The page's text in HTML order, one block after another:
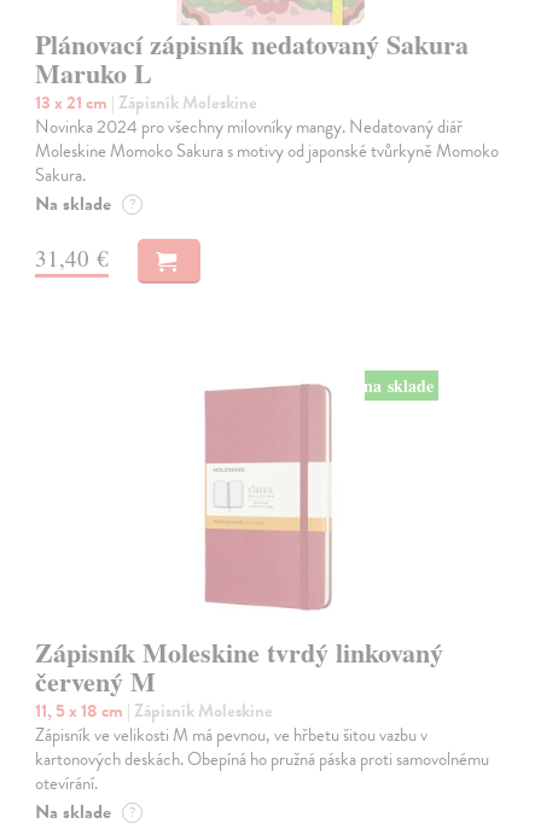
Plánovací zápisník nedatovaný Sakura
Maruko L
13 x 21 cm | Zápisník Moleskine
Novinka 2024 pro všechny milovníky mangy. Nedatovaný diář
Moleskine Momoko Sakura s motivy od japonské tvůrkyně Momoko
Sakura.
Na sklade ?
31,40 €
na sklade
Zápisník Moleskine tvrdý linkovaný
červený M
11, 5 x 18 cm | Zápisník Moleskine
Zápisník ve velikosti M má pevnou, ve hřbetu šitou vazbu v
kartonových deskách. Obepíná ho pružná páska proti samovolnému
otevírání.
Na sklade ?